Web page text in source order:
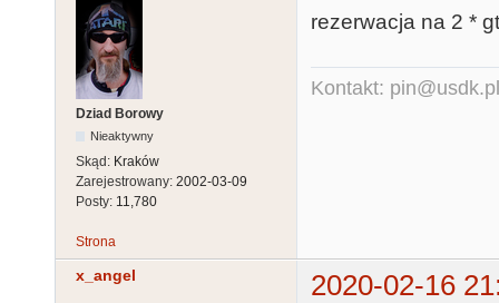
Dziad Borowy
Nieaktywny
Skąd: Kraków
Zarejestrowany: 2002-03-09
Posty: 11,780
rezerwacja na 2 *
Kontakt: pin@usdk.pl
Strona
x_angel 2020-02-16